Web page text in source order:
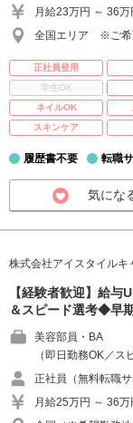
月給23万円 ～ 36万
全国エリア ※ご希
正社員登用
学生OK
ネイルOK
スキンケア
履歴書不要 転職
気にな
株式会社アイスタイルキ
【経験者歓迎】給
＆スピード選考◆早
美容部員・BA
（即日勤務OK／
正社員（無料転職サ
月給25万円 ～ 36万